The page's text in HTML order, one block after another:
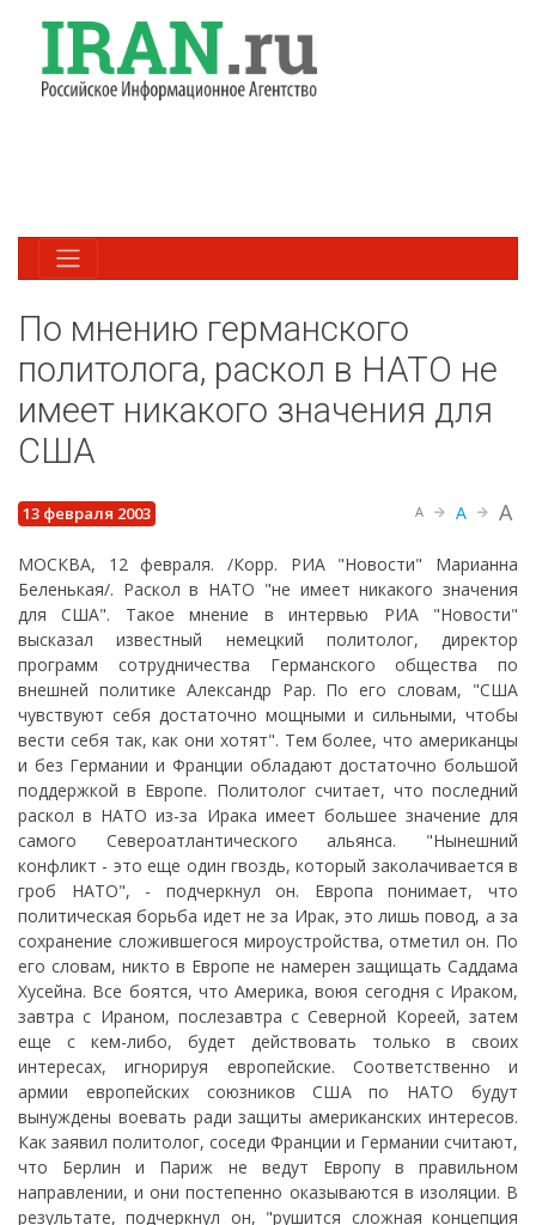
По мнению германского
политолога, раскол в НАТО не
имеет никакого значения для
США
13 февраля 2003 A A A
МОСКВА, 12 февраля. /Корр. РИА "Новости" Марианна
Беленькая/. Раскол в НАТО "не имеет никакого значения
для США". Такое мнение в интервью РИА "Новости"
высказал известный немецкий политолог, директор
программ сотрудничества Германского общества по
внешней политике Александр Рар. По его словам, "США
чувствуют себя достаточно мощными и сильными, чтобы
вести себя так, как они хотят". Тем более, что американцы
и без Германии и Франции обладают достаточно большой
поддержкой в Европе. Политолог считает, что последний
раскол в НАТО из-за Ирака имеет большее значение для
самого Североатлантического альянса. "Нынешний
конфликт - это еще один гвоздь, который заколачивается в
гроб НАТО", - подчеркнул он. Европа понимает, что
политическая борьба идет не за Ирак, это лишь повод, а за
сохранение сложившегося мироустройства, отметил он. По
его словам, никто в Европе не намерен защищать Саддама
Хусейна. Все боятся, что Америка, воюя сегодня с Ираком,
завтра с Ираном, послезавтра с Северной Кореей, затем
еще с кем-либо, будет действовать только в своих
интересах, игнорируя европейские. Соответственно и
армии европейских союзников США по НАТО будут
вынуждены воевать ради защиты американских интересов.
Как заявил политолог, соседи Франции и Германии считают,
что Берлин и Париж не ведут Европу в правильном
направлении, и они постепенно оказываются в изоляции. В
результате, подчеркнул он, "рушится сложная концепция